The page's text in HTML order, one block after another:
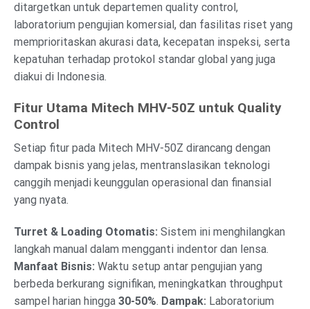
ditargetkan untuk departemen quality control,
laboratorium pengujian komersial, dan fasilitas riset yang
memprioritaskan akurasi data, kecepatan inspeksi, serta
kepatuhan terhadap protokol standar global yang juga
diakui di Indonesia.
Fitur Utama Mitech MHV-50Z untuk Quality
Control
Setiap fitur pada Mitech MHV-50Z dirancang dengan
dampak bisnis yang jelas, mentranslasikan teknologi
canggih menjadi keunggulan operasional dan finansial
yang nyata.
Turret & Loading Otomatis: Sistem ini menghilangkan
langkah manual dalam mengganti indentor dan lensa.
Manfaat Bisnis: Waktu setup antar pengujian yang
berbeda berkurang signifikan, meningkatkan throughput
sampel harian hingga 30-50%. Dampak: Laboratorium